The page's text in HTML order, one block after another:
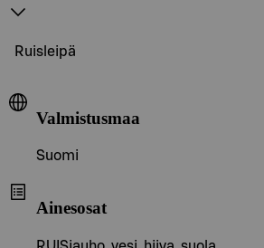
Ruisleipä
Valmistusmaa
Suomi
Ainesosat